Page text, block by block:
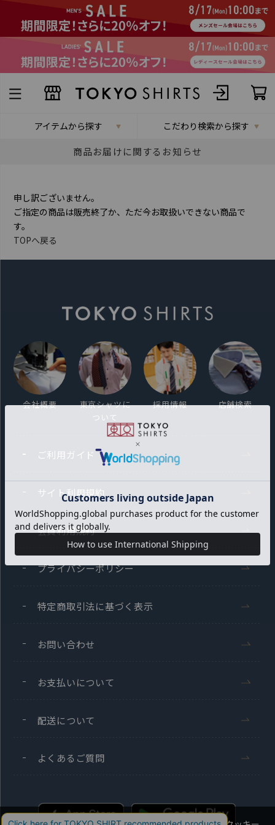
アイテムから探す こだわり検索から探す
商品お届けに関するお知らせ
申し訳ございません。
ご指定の商品は販売終了か、ただ今お取扱いできない商品で
す。
TOPへ戻る
会社概要
東京シャツに
ついて
採用情報 店舗検索
ご利用ガイド
サイト利用規約
会員利用規約
プライバシーポリシー
特定商取引法に基づく表示
お問い合わせ
お支払いについて
配送について
よくあるご質問